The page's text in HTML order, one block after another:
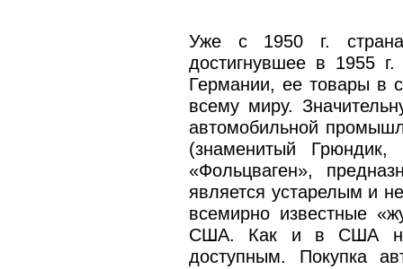
Уже с 1950 г. страна
достигнувшее в 1955
Германии, ее товары в
всему миру.
автомобильной
(знаменитый Грюндик,
«Фольцваген»,
является устарелым и
всемирно известные
США. Как и в США на
доступным. Покупка